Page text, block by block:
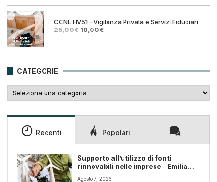
originale
25,00€.
attuale
18,00€.
CCNL HV51 - Vigilanza Privata e Servizi Fiduciari
25,00€ Il
era:
18,00€Il
è:
CATEGORIE
Recenti Popolari
Supporto all’utilizzo di fonti
rinnovabili nelle imprese – Emilia
Romagna
Agosto 7, 2026